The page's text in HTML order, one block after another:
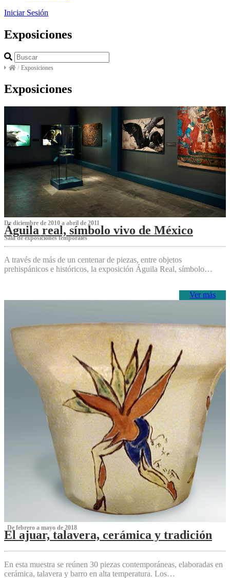
Iniciar Sesión
Exposiciones
/ Exposiciones
Exposiciones
De diciembre de 2010 a abril de 2011
Águila real, símbolo vivo de México
Sala de exposiciones temporales
A través de más de un centenar de piezas, entre objetos
prehispánicos e históricos, la exposición Águila Real, símbolo…
Ver más
‌ De febrero a mayo de 2018
El ajuar, talavera, cerámica y tradición
‌
En esta muestra se reúnen 30 piezas contemporáneas, elaboradas en
cerámica, talavera y barro en alta temperatura. Los…